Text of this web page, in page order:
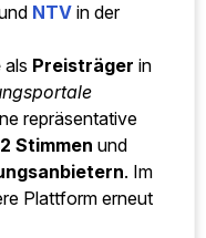
NTV in der
als Preisträger in
repräsentative
Stimmen und
. Im
Plattform erneut